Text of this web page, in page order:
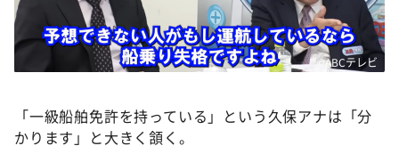
©ABCテレビ
「一級船舶免許を持っている」という久保アナは「分
かります」と大きく頷く。